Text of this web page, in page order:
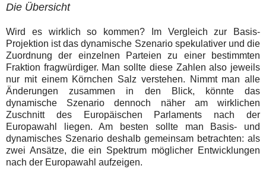
Die Übersicht
Wird es wirklich so kommen? Im Vergleich zur Basis-
Projektion ist das dynamische Szenario spekulativer und die
Zuordnung der einzelnen Parteien zu einer bestimmten
Fraktion fragwürdiger. Man sollte diese Zahlen also jeweils
nur mit einem Körnchen Salz verstehen. Nimmt man alle
Änderungen zusammen in den Blick, könnte das
dynamische Szenario dennoch näher am wirklichen
Zuschnitt des Europäischen Parlaments nach der
Europawahl liegen. Am besten sollte man Basis- und
dynamisches Szenario deshalb gemeinsam betrachten: als
zwei Ansätze, die ein Spektrum möglicher Entwicklungen
nach der Europawahl aufzeigen.